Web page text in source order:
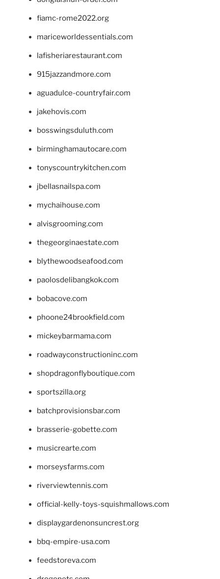
fiamc-rome2022.org
mariceworldessentials.com
lafisheriarestaurant.com
915jazzandmore.com
aguadulce-countryfair.com
jakehovis.com
bosswingsduluth.com
birminghamautocare.com
tonyscountrykitchen.com
jbellasnailspa.com
mychaihouse.com
alvisgrooming.com
thegeorginaestate.com
blythewoodseafood.com
paolosdelibangkok.com
bobacove.com
phoone24brookfield.com
mickeybarmama.com
roadwayconstructioninc.com
shopdragonflyboutique.com
sportszilla.org
batchprovisionsbar.com
brasserie-gobette.com
musicrearte.com
morseysfarms.com
riverviewtennis.com
official-kelly-toys-squishmallows.com
displaygardenonsuncrest.org
bbq-empire-usa.com
feedstoreva.com